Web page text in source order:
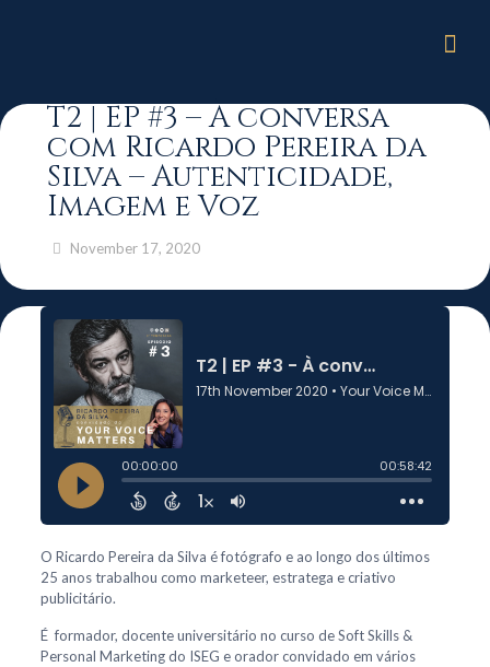
T2 | EP #3 – À conversa
com Ricardo Pereira da
Silva – Autenticidade,
Imagem e Voz
November 17, 2020
O Ricardo Pereira da Silva é fotógrafo e ao longo dos últimos
25 anos trabalhou como marketeer, estratega e criativo
publicitário.
É formador, docente universitário no curso de Soft Skills &
Personal Marketing do ISEG e orador convidado em vários